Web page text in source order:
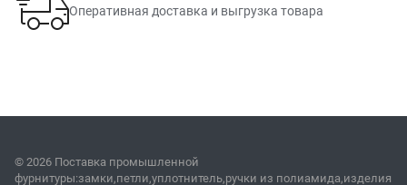
Оперативная доставка и выгрузка товара
© 2026 Поставка промышленной
фурнитуры:замки,петли,уплотнитель,ручки из полиамида,изделия